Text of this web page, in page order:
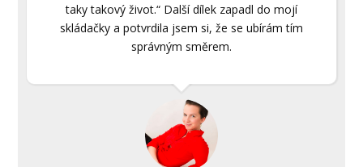
taky takový život.“ Další dílek zapadl do mojí
skládačky a potvrdila jsem si, že se ubírám tím
správným směrem.